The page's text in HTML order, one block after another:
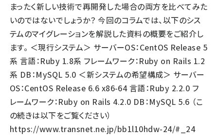
まったく新しい技術で再開発した場合の両方を比べてみた
いのではないでしょうか？ 今回のコラムでは、以下のシス
テムのマイグレーションを解説した資料の概要をご紹介し
ます。 ＜現行システム＞ サーバーOS：CentOS Release 5
系 言語：Ruby 1.8系 フレームワーク：Ruby on Rails 1.2
系 DB：MySQL 5.0 ＜新システムの希望構成＞ サーバー
OS：CentOS Release 6.6 x86-64 言語：Ruby 2.2.0 フ
レームワーク：Ruby on Rails 4.2.0 DB：MySQL 5.6 （こ
の続きは以下をご覧ください）
https://www.transnet.ne.jp/bb1l10hdw-24/#_24